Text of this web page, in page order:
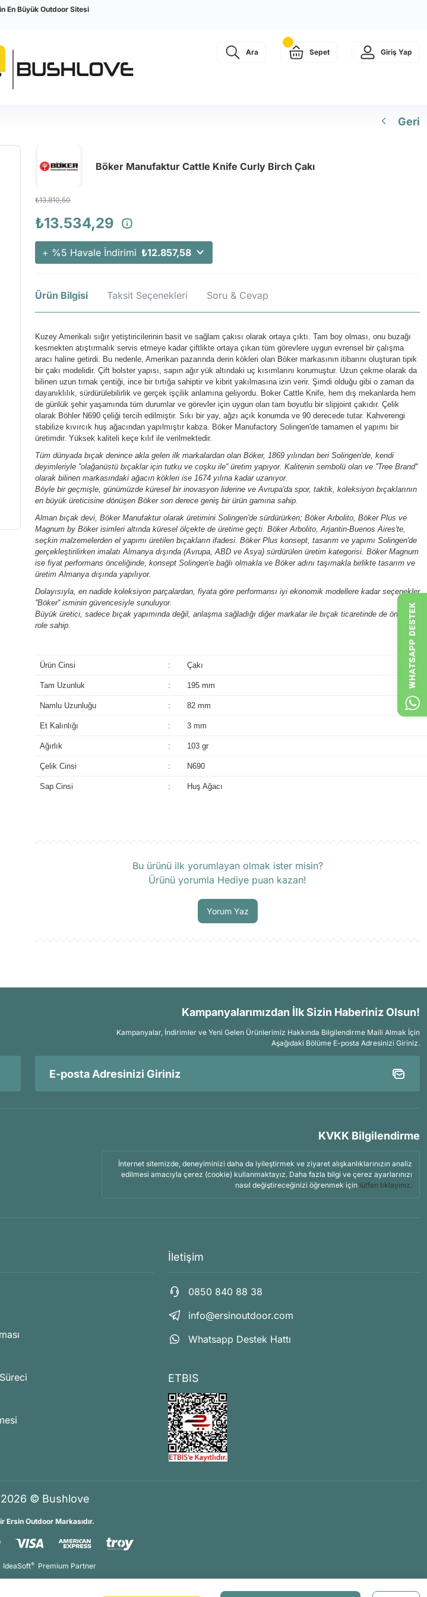
En Büyük Outdoor Sitesi
Ara Sepet Giriş Yap
Geri
Böker Manufaktur Cattle Knife Curly Birch Çakı
₺13.810,50
₺13.534,29
+ %5 Havale İndirimi ₺12.857,58
Ürün Bilgisi Taksit Seçenekleri Soru & Cevap
Kuzey Amerikalı sığır yetiştiricilerinin basit ve sağlam çakısı olarak ortaya çıktı. Tam boy olması, onu buzağı
kesmekten atıştırmalık servis etmeye kadar çiftlikte ortaya çıkan tüm görevlere uygun evrensel bir çalışma
aracı haline getirdi. Bu nedenle, Amerikan pazarında derin kökleri olan Böker markasının itibarını oluşturan tipik
bir çakı modelidir. Çift bolster yapısı, sapın ağır yük altındaki uç kısımlarını korumuştur. Uzun çekme olarak da
bilinen uzun tırnak çentiği, ince bir tırtığa sahiptir ve kibrit yakılmasına izin verir. Şimdi olduğu gibi o zaman da
dayanıklılık, sürdürülebilirlik ve gerçek işçilik anlamına geliyordu. Boker Cattle Knife, hem dış mekanlarda hem
de günlük şehir yaşamında tüm durumlar ve görevler için uygun olan tam boyutlu bir slipjoint çakıdır. Çelik
olarak Böhler N690 çeliği tercih edilmiştir. Sıkı bir yay, ağzı açık konumda ve 90 derecede tutar. Kahverengi
stabilize kıvırcık huş ağacından yapılmıştır kabza. Böker Manufactory Solingen'de tamamen el yapımı bir
üretimdir. Yüksek kaliteli keçe kılıf ile verilmektedir.
Tüm dünyada bıçak denince akla gelen ilk markalardan olan Böker, 1869 yılından beri Solingen'de, kendi
deyimleriyle ''olağanüstü bıçaklar için tutku ve coşku ile'' üretim yapıyor. Kalitenin sembolü olan ve ''Tree Brand''
olarak bilinen markasındaki ağacın kökleri ise 1674 yılına kadar uzanıyor.
Böyle bir geçmişle, günümüzde küresel bir inovasyon liderine ve Avrupa'da spor, taktik, koleksiyon bıçaklarının
en büyük üreticisine dönüşen Böker son derece geniş bir ürün gamına sahip.
Alman bıçak devi, Böker Manufaktur olarak üretimini Solingen'de sürdürürken; Böker Arbolito, Böker Plus ve
Magnum by Böker isimleri altında küresel ölçekte de üretime geçti. Böker Arbolito, Arjantin-Buenos Aires'te,
seçkin malzemelerden el yapımı üretilen bıçakların ifadesi. Böker Plus konsept, tasarım ve yapımı Solingen'de
gerçekleştirilirken imalatı Almanya dışında (Avrupa, ABD ve Asya) sürdürülen üretim kategorisi. Böker Magnum
ise fiyat performans önceliğinde, konsept Solingen'e bağlı olmakla ve Böker adını taşımakla birlikte tasarım ve
üretim Almanya dışında yapılıyor.
Dolayısıyla, en nadide koleksiyon parçalardan, fiyata göre performansı iyi ekonomik modellere kadar seçenekler
''Böker'' isminin güvencesiyle sunuluyor.
Büyük üretici, sadece bıçak yapımında değil, anlaşma sağladığı diğer markalar ile bıçak ticaretinde de önemli
role sahip.
Ürün Cinsi : Çakı
Tam Uzunluk : 195 mm
Namlu Uzunluğu : 82 mm
Et Kalınlığı : 3 mm
Ağırlık : 103 gr
Çelik Cinsi : N690
Sap Cinsi : Huş Ağacı
Bu ürünü ilk yorumlayan olmak ister misin?
Ürünü yorumla Hediye puan kazan!
Yorum Yaz
Kampanyalarımızdan İlk Sizin Haberiniz Olsun!
Kampanyalar, İndirimler ve Yeni Gelen Ürünlerimiz Hakkında Bilgilendirme Maili Almak İçin
Aşağıdaki Bölüme E-posta Adresinizi Giriniz.
KVKK Bilgilendirme
İnternet sitemizde, deneyiminizi daha da iyileştirmek ve ziyaret alışkanlıklarınızın analiz
edilmesi amacıyla çerez (cookie) kullanmaktayız. Daha fazla bilgi ve çerez ayarlarınızı
nasıl değiştireceğinizi öğrenmek için lütfen tıklayınız.
İletişim
0850 840 88 38
info@ersinoutdoor.com
Whatsapp Destek Hattı
ETBIS
© Bushlove
Ersin Outdoor Markasıdır.
IdeaSoft® Premium Partner